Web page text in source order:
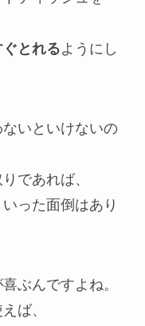
とれるようにし
いといけないの
であれば、
った面倒はあり
ぶんですよね。
ば、